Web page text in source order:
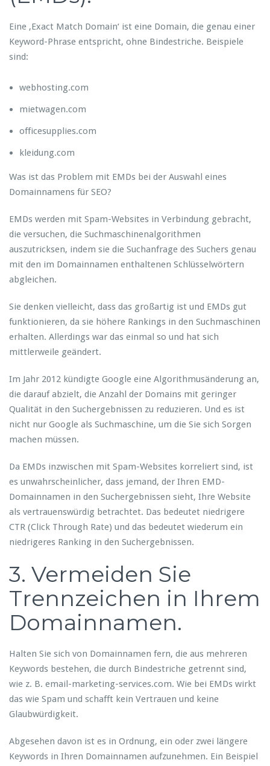
Eine ‚Exact Match Domain‘ ist eine Domain, die genau einer
Keyword-Phrase entspricht, ohne Bindestriche. Beispiele
sind:
webhosting.com
mietwagen.com
officesupplies.com
kleidung.com
Was ist das Problem mit EMDs bei der Auswahl eines
Domainnamens für SEO?
EMDs werden mit Spam-Websites in Verbindung gebracht,
die versuchen, die Suchmaschinenalgorithmen
auszutricksen, indem sie die Suchanfrage des Suchers genau
mit den im Domainnamen enthaltenen Schlüsselwörtern
abgleichen.
Sie denken vielleicht, dass das großartig ist und EMDs gut
funktionieren, da sie höhere Rankings in den Suchmaschinen
erhalten. Allerdings war das einmal so und hat sich
mittlerweile geändert.
Im Jahr 2012 kündigte Google eine Algorithmusänderung an,
die darauf abzielt, die Anzahl der Domains mit geringer
Qualität in den Suchergebnissen zu reduzieren. Und es ist
nicht nur Google als Suchmaschine, um die Sie sich Sorgen
machen müssen.
Da EMDs inzwischen mit Spam-Websites korreliert sind, ist
es unwahrscheinlicher, dass jemand, der Ihren EMD-
Domainnamen in den Suchergebnissen sieht, Ihre Website
als vertrauenswürdig betrachtet. Das bedeutet niedrigere
CTR (Click Through Rate) und das bedeutet wiederum ein
niedrigeres Ranking in den Suchergebnissen.
3. Vermeiden Sie
Trennzeichen in Ihrem
Domainnamen.
Halten Sie sich von Domainnamen fern, die aus mehreren
Keywords bestehen, die durch Bindestriche getrennt sind,
wie z. B. email-marketing-services.com. Wie bei EMDs wirkt
das wie Spam und schafft kein Vertrauen und keine
Glaubwürdigkeit.
Abgesehen davon ist es in Ordnung, ein oder zwei längere
Keywords in Ihren Domainnamen aufzunehmen. Ein Beispiel